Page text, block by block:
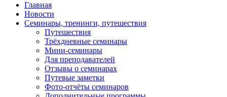
Главная
Новости
Семинары, тренинги, путешествия
Путешествия
Трёхдневные семинары
Мини-семинары
Для преподавателей
Отзывы о семинарах
Путевые заметки
Фото-отчёты семинаров